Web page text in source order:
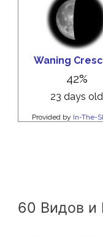
60 Видов и